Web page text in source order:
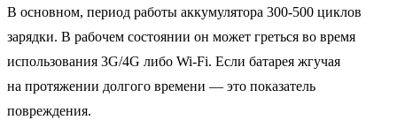
В основном, период работы аккумулятора 300-500 циклов
зарядки. В рабочем состоянии он может греться во время
использования 3G/4G либо Wi-Fi. Если батарея жгучая
на протяжении долгого времени — это показатель
повреждения.